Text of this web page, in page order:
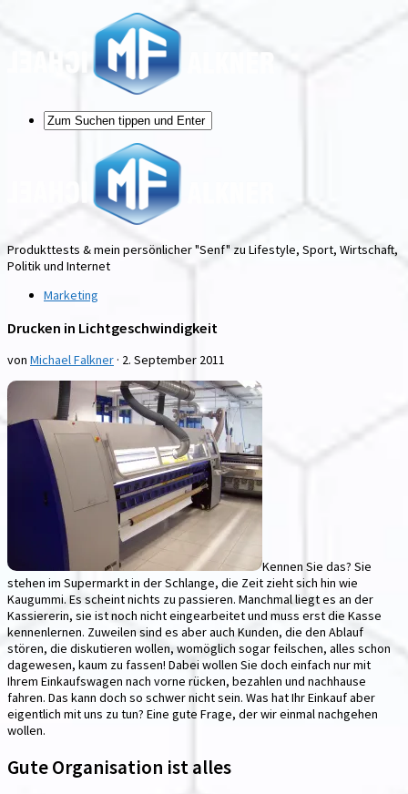
Produkttests & mein persönlicher "Senf" zu Lifestyle, Sport, Wirtschaft,
Politik und Internet
Marketing
Drucken in Lichtgeschwindigkeit
von Michael Falkner · 2. September 2011
Kennen Sie das? Sie
stehen im Supermarkt in der Schlange, die Zeit zieht sich hin wie
Kaugummi. Es scheint nichts zu passieren. Manchmal liegt es an der
Kassiererin, sie ist noch nicht eingearbeitet und muss erst die Kasse
kennenlernen. Zuweilen sind es aber auch Kunden, die den Ablauf
stören, die diskutieren wollen, womöglich sogar feilschen, alles schon
dagewesen, kaum zu fassen! Dabei wollen Sie doch einfach nur mit
Ihrem Einkaufswagen nach vorne rücken, bezahlen und nachhause
fahren. Das kann doch so schwer nicht sein. Was hat Ihr Einkauf aber
eigentlich mit uns zu tun? Eine gute Frage, der wir einmal nachgehen
wollen.
Gute Organisation ist alles